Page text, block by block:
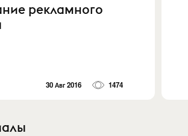
рекламного
30 Авг 2016 1474